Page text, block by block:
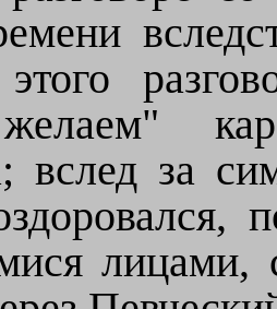
вслед за
лицами,